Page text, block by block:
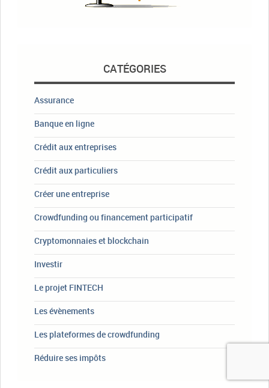
CATÉGORIES
Assurance
Banque en ligne
Crédit aux entreprises
Crédit aux particuliers
Créer une entreprise
Crowdfunding ou financement participatif
Cryptomonnaies et blockchain
Investir
Le projet FINTECH
Les évènements
Les plateformes de crowdfunding
Réduire ses impôts